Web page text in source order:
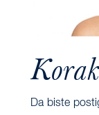
Da biste